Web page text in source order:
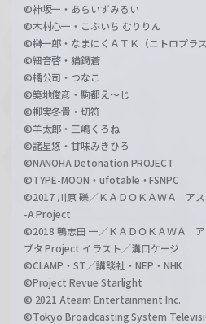
©神坂一・あらいずみるい
©木村心一・こぶいち むりりん
©榊一郎・なまにくＡＴＫ（ニトロプラス
©細音啓・猫鍋蒼
©橘公司・つなこ
©築地俊彦・駒都え～じ
©柳実冬貴・切符
©羊太郎・三嶋くろね
©諸星悠・甘味みきひろ
©NANOHA Detonation PROJECT
©TYPE-MOON・ufotable・FSNPC
©2017 川原 礫／ＫＡＤＯＫＡＷＡ アス
-A Project
©2018 鴨志田 一／ＫＡＤＯＫＡＷＡ ア
ブタ Project イラスト／溝口ケージ
©CLAMP・ST／講談社・NEP・NHK
©Project Revue Starlight
© 2021 Ateam Entertainment Inc.
©Tokyo Broadcasting System